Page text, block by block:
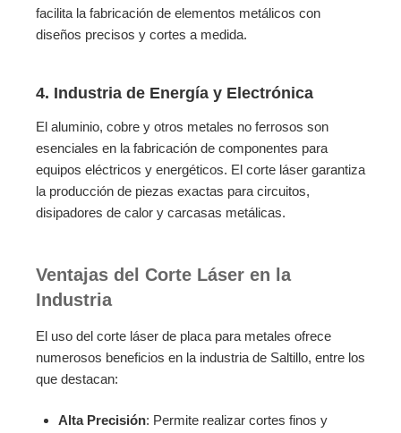
facilita la fabricación de elementos metálicos con
diseños precisos y cortes a medida.
4. Industria de Energía y Electrónica
El aluminio, cobre y otros metales no ferrosos son
esenciales en la fabricación de componentes para
equipos eléctricos y energéticos. El corte láser garantiza
la producción de piezas exactas para circuitos,
disipadores de calor y carcasas metálicas.
Ventajas del Corte Láser en la
Industria
El uso del corte láser de placa para metales ofrece
numerosos beneficios en la industria de Saltillo, entre los
que destacan:
Alta Precisión: Permite realizar cortes finos y